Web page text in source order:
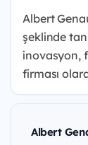
Albert
şeklinde
inovasyon,
firması
Albert